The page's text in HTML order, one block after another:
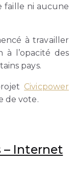
faille ni aucune
à travailler
l’opacité des
pays.
Civicpower
de vote.
– Internet